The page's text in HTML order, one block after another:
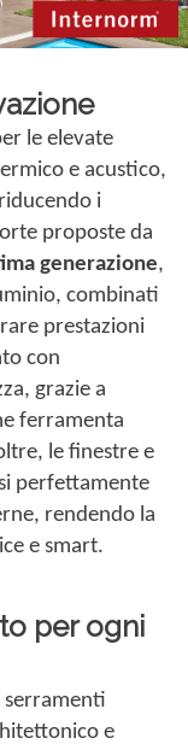
le elevate
e acustico,
i
proposte da
generazione,
combinati
prestazioni
con
grazie a
ferramenta
le finestre e
perfettamente
rendendo la
e smart.
per ogni
serramenti
e